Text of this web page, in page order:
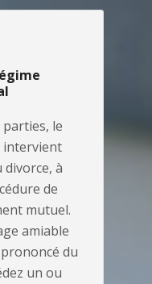
le
intervient
à
de
mutuel.
amiable
du
un ou